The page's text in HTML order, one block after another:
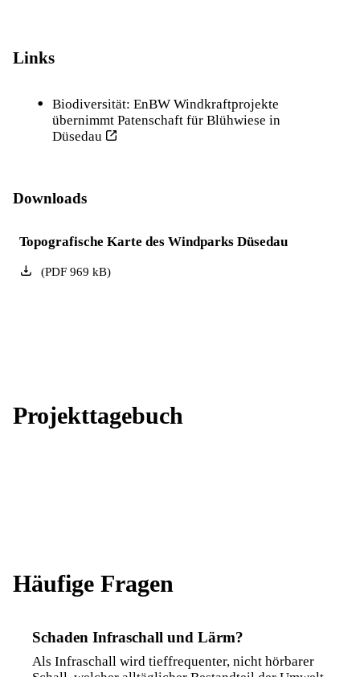
Links
Biodiversität: EnBW Windkraftprojekte
übernimmt Patenschaft für Blühwiese in
Düsedau
Downloads
Topografische Karte des Windparks Düsedau
(PDF969 kB)
Projekttagebuch
Häufige Fragen
Schaden Infraschall und Lärm?
Als Infraschall wird tieffrequenter, nicht hörbarer